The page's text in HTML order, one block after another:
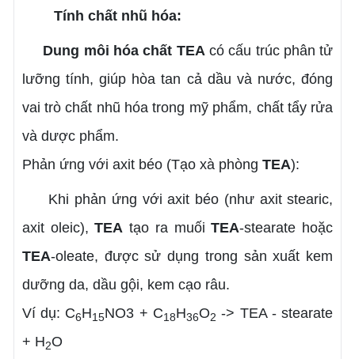
Tính chất nhũ hóa:
Dung môi hóa chất TEAcó cấu trúc phân tử
lưỡng tính, giúp hòa tan cả dầu và nước, đóng
vai trò chất nhũ hóa trong mỹ phẩm, chất tẩy rửa
và dược phẩm.
Phản ứng với axit béo (Tạo xà phòng TEA):
Khi phản ứng với axit béo (như axit stearic,
axit oleic),TEA tạo ra muốiTEA-stearate hoặc
TEA-oleate, được sử dụng trong sản xuất kem
dưỡng da, dầu gội, kem cạo râu.
Ví dụ: C6H15NO3 + C18H36O2 -> TEA - stearate
+ H2O